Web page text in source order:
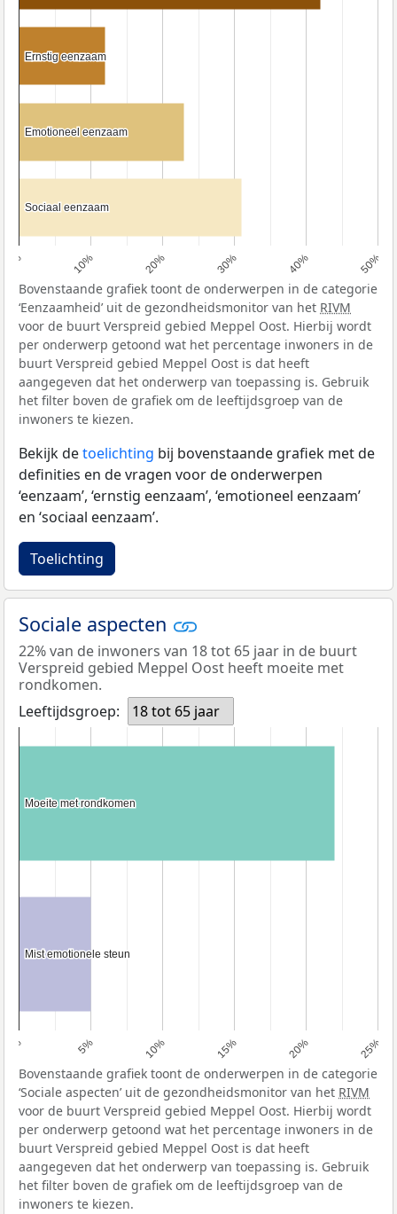
0% 10% 20% 30% 40% 50%
Ernstig eenzaam
Ernstig eenzaam
Emotioneel eenzaam
Emotioneel eenzaam
Sociaal eenzaam
Sociaal eenzaam
Bovenstaande grafiek toont de onderwerpen in de categorie
‘Eenzaamheid’ uit de gezondheidsmonitor van het RIVM
voor de buurt Verspreid gebied Meppel Oost. Hierbij wordt
per onderwerp getoond wat het percentage inwoners in de
buurt Verspreid gebied Meppel Oost is dat heeft
aangegeven dat het onderwerp van toepassing is. Gebruik
het filter boven de grafiek om de leeftijdsgroep van de
inwoners te kiezen.
Bekijk detoelichting bij bovenstaande grafiek met de
definities en de vragen voor de onderwerpen
‘eenzaam’, ‘ernstig eenzaam’, ‘emotioneel eenzaam’
en ‘sociaal eenzaam’.
Toelichting
Sociale aspecten
22% van de inwoners van 18 tot 65 jaar in de buurt
Verspreid gebied Meppel Oost heeft moeite met
rondkomen.
Leeftijdsgroep:
18 tot 65 jaar
0% 5% 10% 15% 20% 25%
Moeite met rondkomen
Moeite met rondkomen
Mist emotionele steun
Mist emotionele steun
Bovenstaande grafiek toont de onderwerpen in de categorie
‘Sociale aspecten’ uit de gezondheidsmonitor van het RIVM
voor de buurt Verspreid gebied Meppel Oost. Hierbij wordt
per onderwerp getoond wat het percentage inwoners in de
buurt Verspreid gebied Meppel Oost is dat heeft
aangegeven dat het onderwerp van toepassing is. Gebruik
het filter boven de grafiek om de leeftijdsgroep van de
inwoners te kiezen.